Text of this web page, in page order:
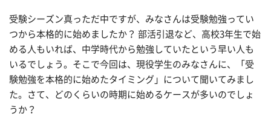
受験シーズン真っただ中ですが、みなさんは受験勉強ってい
つから本格的に始めましたか？ 部活引退など、高校3年生で始
める人もいれば、中学時代から勉強していたという早い人も
いるでしょう。そこで今回は、現役学生のみなさんに、「受
験勉強を本格的に始めたタイミング」について聞いてみまし
た。さて、どのくらいの時期に始めるケースが多いのでしょ
うか？